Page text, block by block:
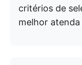
critérios de
melhor atenda